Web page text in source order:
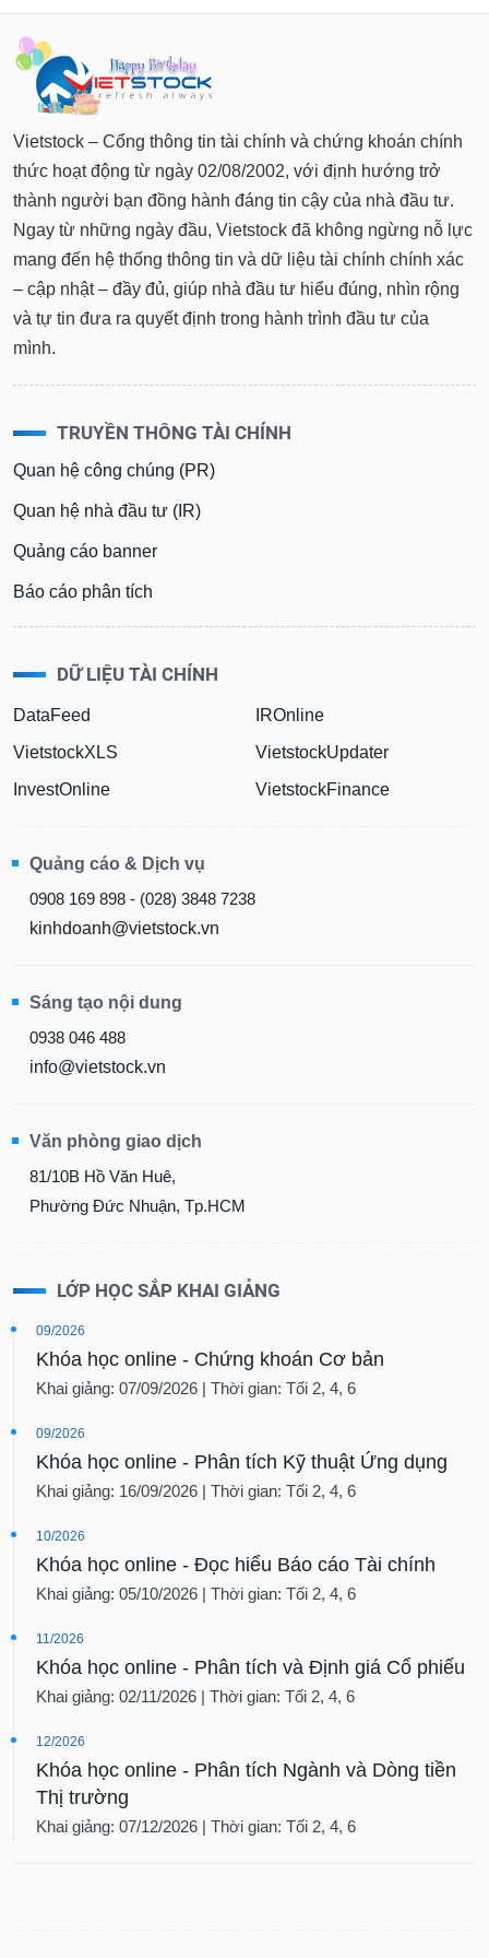
Vietstock – Cổng thông tin tài chính và chứng khoán chính
thức hoạt động từ ngày 02/08/2002, với định hướng trở
thành người bạn đồng hành đáng tin cậy của nhà đầu tư.
Ngay từ những ngày đầu, Vietstock đã không ngừng nỗ lực
mang đến hệ thống thông tin và dữ liệu tài chính chính xác
– cập nhật – đầy đủ, giúp nhà đầu tư hiểu đúng, nhìn rộng
và tự tin đưa ra quyết định trong hành trình đầu tư của
mình.
TRUYỀN THÔNG TÀI CHÍNH
Quan hệ công chúng (PR)
Quan hệ nhà đầu tư (IR)
Quảng cáo banner
Báo cáo phân tích
DỮ LIỆU TÀI CHÍNH
DataFeed
VietstockXLS
InvestOnline
IROnline
VietstockUpdater
VietstockFinance
Quảng cáo & Dịch vụ
0908 169 898 - (028) 3848 7238
kinhdoanh@vietstock.vn
Sáng tạo nội dung
0938 046 488
info@vietstock.vn
Văn phòng giao dịch
81/10B Hồ Văn Huê,
Phường Đức Nhuận, Tp.HCM
LỚP HỌC SẮP KHAI GIẢNG
09/2026
Khóa học online - Chứng khoán Cơ bản
Khai giảng: 07/09/2026 | Thời gian: Tối 2, 4, 6
09/2026
Khóa học online - Phân tích Kỹ thuật Ứng dụng
Khai giảng: 16/09/2026 | Thời gian: Tối 2, 4, 6
10/2026
Khóa học online - Đọc hiểu Báo cáo Tài chính
Khai giảng: 05/10/2026 | Thời gian: Tối 2, 4, 6
11/2026
Khóa học online - Phân tích và Định giá Cổ phiếu
Khai giảng: 02/11/2026 | Thời gian: Tối 2, 4, 6
12/2026
Khóa học online - Phân tích Ngành và Dòng tiền
Thị trường
Khai giảng: 07/12/2026 | Thời gian: Tối 2, 4, 6
Lãnh
đạo
(-)
Tất cả Người nội bộ Người liên quan Cổ đông lớn
Tin
tức
(-)
Bài
viết
của
tác
Báo
cáo
phân
tích
Thuật
Dịch
vụ
(-)
Sách
đầu
chính
Dữ
chính